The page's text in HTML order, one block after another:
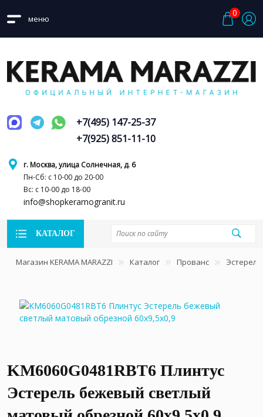
меню
0
г. Москва, улица Солнечная, д. 6
Пн-Сб: с 10-00 до 20-00
Вс: с 10-00 до 18-00
info@shopkeramogranit.ru
+7(495) 147-25-37
+7(925) 851-11-10
КАТАЛОГ
Магазин KERAMA MARAZZI Каталог Прованс Эстерель
KM6060G0481RBT6 Плинтус
Эстерель бежевый светлый